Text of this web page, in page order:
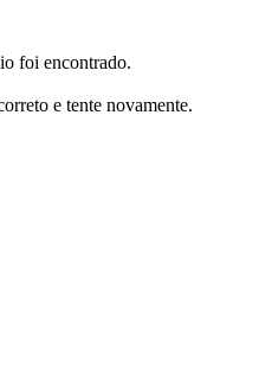
foi encontrado.
e tente novamente.